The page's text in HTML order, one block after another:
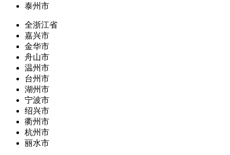
泰州市
全浙江省
嘉兴市
金华市
舟山市
温州市
台州市
湖州市
宁波市
绍兴市
衢州市
杭州市
丽水市